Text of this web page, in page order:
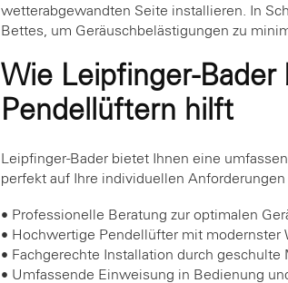
wetterabgewandten Seite installieren. In
Bettes, um Geräuschbelästigungen zu
Wie Leipfinger-
Pendellüftern hilft
Leipfinger-Bader bietet Ihnen eine
perfekt auf Ihre individuellen
• Professionelle Beratung zur optimalen
• Hochwertige Pendellüfter mit
• Fachgerechte Installation durch
• Umfassende Einweisung in Bedienung